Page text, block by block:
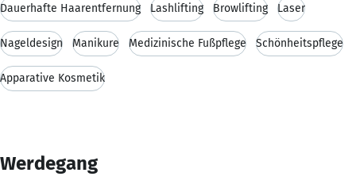
Dauerhafte Haarentfernung Lashlifting Browlifting Laser
Nageldesign Manikure Medizinische Fußpflege Schönheitspflege
Apparative Kosmetik
Werdegang